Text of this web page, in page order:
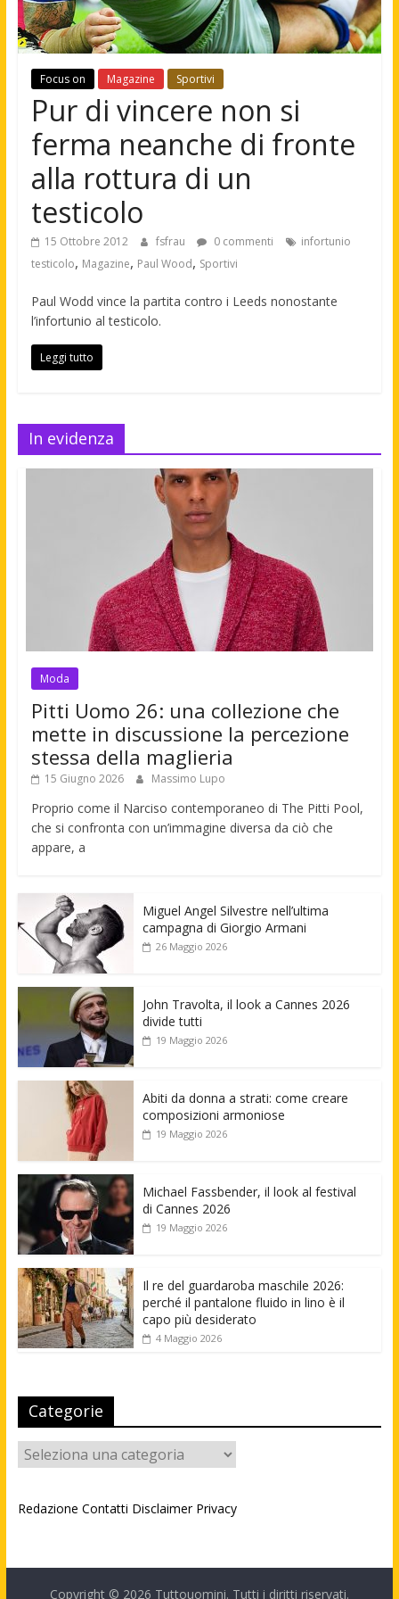
Focus on Magazine Sportivi
Pur di vincere non si
ferma neanche di fronte
alla rottura di un
testicolo
15 Ottobre 2012 fsfrau 0 commenti
infortunio
testicolo, Magazine, Paul Wood, Sportivi
Paul Wodd vince la partita contro i Leeds nonostante
l’infortunio al testicolo.
Leggi tutto
In evidenza
Moda
Pitti Uomo 26: una collezione che
mette in discussione la percezione
stessa della maglieria
15 Giugno 2026 Massimo Lupo
Proprio come il Narciso contemporaneo di The Pitti Pool,
che si confronta con un’immagine diversa da ciò che
appare, a
Miguel Angel Silvestre nell’ultima
campagna di Giorgio Armani
26 Maggio 2026
John Travolta, il look a Cannes 2026
divide tutti
19 Maggio 2026
Abiti da donna a strati: come creare
composizioni armoniose
19 Maggio 2026
Michael Fassbender, il look al festival
di Cannes 2026
19 Maggio 2026
Il re del guardaroba maschile 2026:
perché il pantalone fluido in lino è il
capo più desiderato
4 Maggio 2026
Categorie
Categorie
Redazione Contatti Disclaimer Privacy
Copyright © 2026 Tuttouomini. Tutti i diritti riservati.